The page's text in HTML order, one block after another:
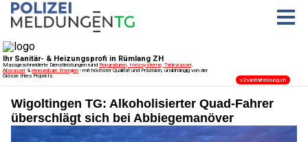
Wigoltingen TG: Alkoholisierter Quad-Fahrer
überschlägt sich bei Abbiegemanöver